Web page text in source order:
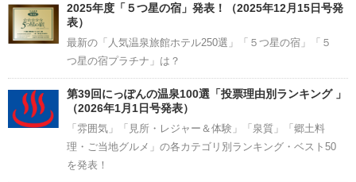
2025年度「５つ星の宿」発表！（2025年12月15日号発
表）
最新の「人気温泉旅館ホテル250選」「５つ星の宿」「５
つ星の宿プラチナ」は？
第39回にっぽんの温泉100選「投票理由別ランキング 」
（2026年1月1日号発表）
「雰囲気」「見所・レジャー＆体験」「泉質」「郷土料
理・ご当地グルメ」の各カテゴリ別ランキング・ベスト50
を発表！